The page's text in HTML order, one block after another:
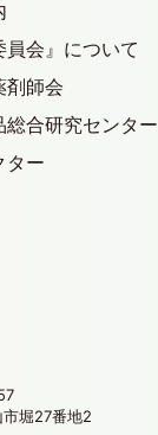
員会』について
剤師会
総合研究センター
ター
堀27番地2